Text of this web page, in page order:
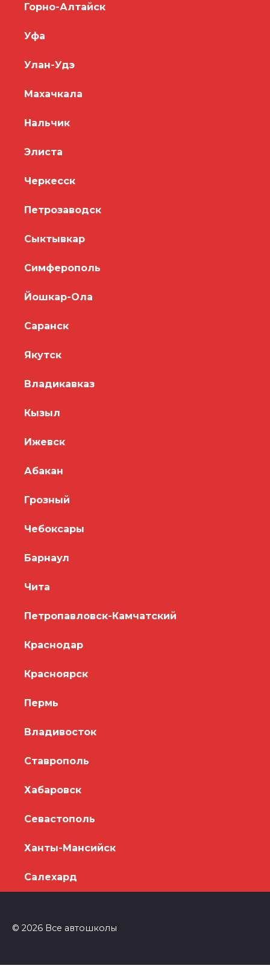
Горно-Алтайск
Уфа
Улан-Удэ
Махачкала
Нальчик
Элиста
Черкесск
Петрозаводск
Сыктывкар
Симферополь
Йошкар-Ола
Саранск
Якутск
Владикавказ
Кызыл
Ижевск
Абакан
Грозный
Чебоксары
Барнаул
Чита
Петропавловск-Камчатский
Краснодар
Красноярск
Пермь
Владивосток
Ставрополь
Хабаровск
Севастополь
Ханты-Мансийск
Салехард
© 2026 Все автошколы